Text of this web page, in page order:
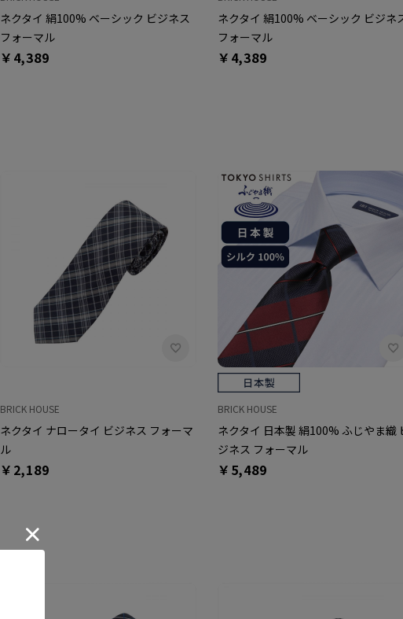
ネクタイ 絹100% ベーシック ビジネス
フォーマル
￥4,389
ネクタイ 絹100% ベーシック ビジネ
フォーマル
￥4,389
BRICK HOUSE
ネクタイ ナロータイ ビジネス フォーマ
ル
￥2,189
BRICK HOUSE
ネクタイ 日本製 絹100% ふじやま織
ジネス フォーマル
￥5,489